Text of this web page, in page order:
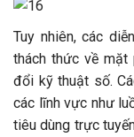
Tuy nhiên, các
thách thức về
đổi kỹ thuật số.
các lĩnh vực như
tiêu dùng trực